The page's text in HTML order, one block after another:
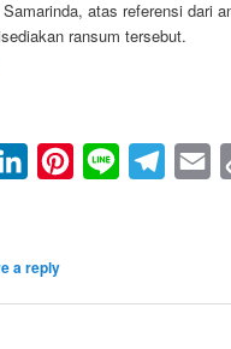
atas referensi dari
ransum tersebut.
LinkedInPinterest
Line
a reply